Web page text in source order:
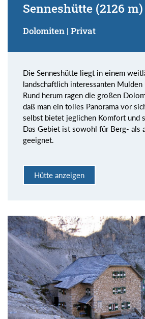
Senneshütte (2126 m)
Dolomiten | Privat
Die Senneshütte liegt in einem
landschaftlich interessanten
Rund herum ragen die großen
daß man ein tolles Panorama vor
selbst bietet jeglichen Komfort und
Das Gebiet ist sowohl für Berg- als
geeignet.
Hütte anzeigen